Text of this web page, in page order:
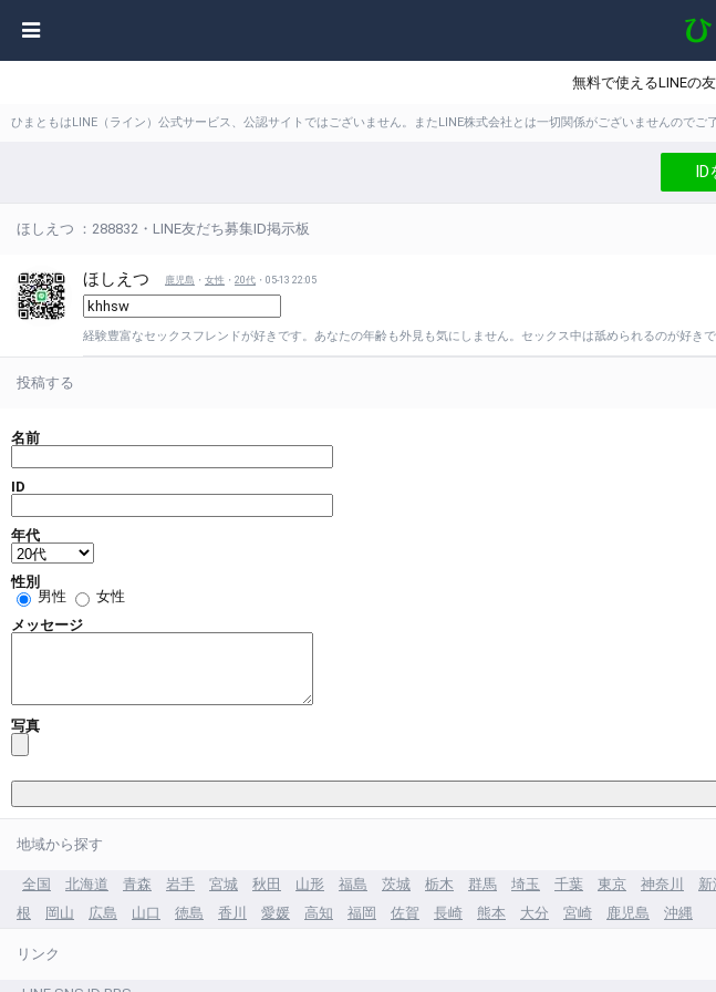
無料で使えるLINEの
ひまともはLINE（ライン）公式サービス、公認サイトではございません。またLINE株式会社とは一切関係がございませんので
ID
ほしえつ ：288832・LINE友だち募集ID掲示板
ほしえつ 鹿児島 ・ 女性 ・ 20代 ・05-13 22:05
経験豊富なセックスフレンドが好きです。あなたの年齢も外見も気にしません。セックス中は舐められるのが好きで
投稿する
名前
ID
年代
性別
男性
女性
メッセージ
写真
地域から探す
全国 北海道 青森 岩手 宮城 秋田 山形 福島 茨城 栃木 群馬 埼玉 千葉 東京 神奈川 新
根
岡山 広島 山口 徳島 香川 愛媛 高知 福岡 佐賀 長崎 熊本 大分 宮崎 鹿児島 沖縄
リンク